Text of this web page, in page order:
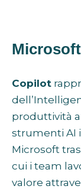
Copilot
produttività
strumenti AI
Microsoft
cui i team
valore